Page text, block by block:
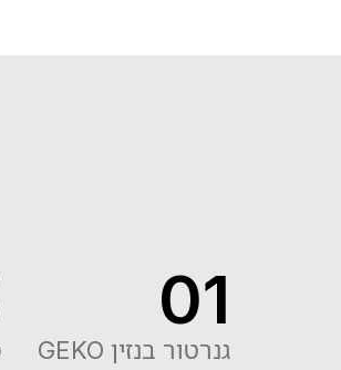
01
גנרטור בנזין GEKO